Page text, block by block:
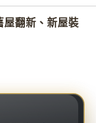
屋翻新、新屋裝